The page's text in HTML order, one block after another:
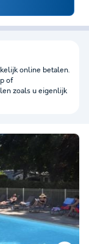
online betalen.
of
zoals u eigenlijk